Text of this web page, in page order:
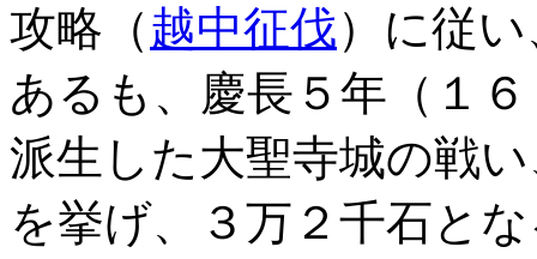
攻略（越中征伐）に従
あるも、慶長５年（１
派生した大聖寺城の戦
を挙げ、３万２千石と